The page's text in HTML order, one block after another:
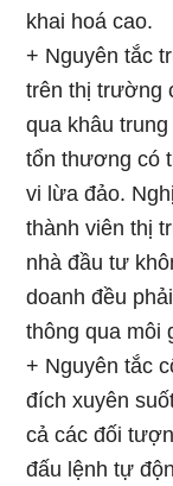
khai hoá cao.
+ Nguyên tắc
trên thị trường
qua khâu
tổn thương có
vi lừa đảo.
thành viên thị
nhà đầu tư
doanh đều
thông qua môi
+ Nguyên tắc
đích xuyên
cả các đối
đấu lệnh tự